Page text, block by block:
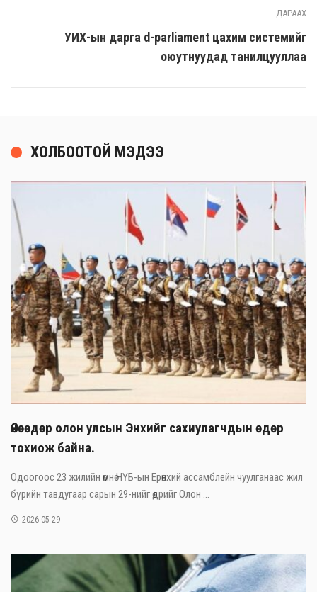
ДАРААХ
УИХ-ын дарга d-parliament цахим системийг
оюутнуудад танилцууллаа
ХОЛБООТОЙ МЭДЭЭ
Өнөөдөр олон улсын Энхийг сахиулагчдын өдөр
тохиож байна.
Одоогоос 23 жилийн өмнө НҮБ-ын Ерөнхий ассамблейн чуулганаас жил
бүрийн тавдугаар сарын 29-нийг өдрийг Олон ...
2026-05-29